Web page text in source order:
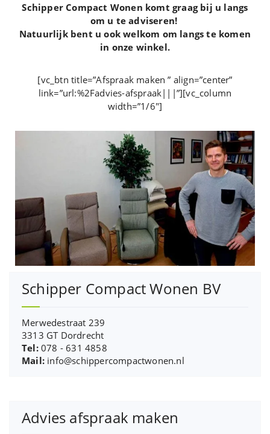
Schipper Compact Wonen komt graag bij u langs
om u te adviseren!
Natuurlijk bent u ook welkom om langs te komen
in onze winkel.
[vc_btn title=”Afspraak maken ” align=”center”
link=”url:%2Fadvies-afspraak|||”][vc_column
width=”1/6″]
Schipper Compact Wonen BV
Merwedestraat 239
3313 GT Dordrecht
Tel:078 - 631 4858
Mail: info@schippercompactwonen.nl
Advies afspraak maken